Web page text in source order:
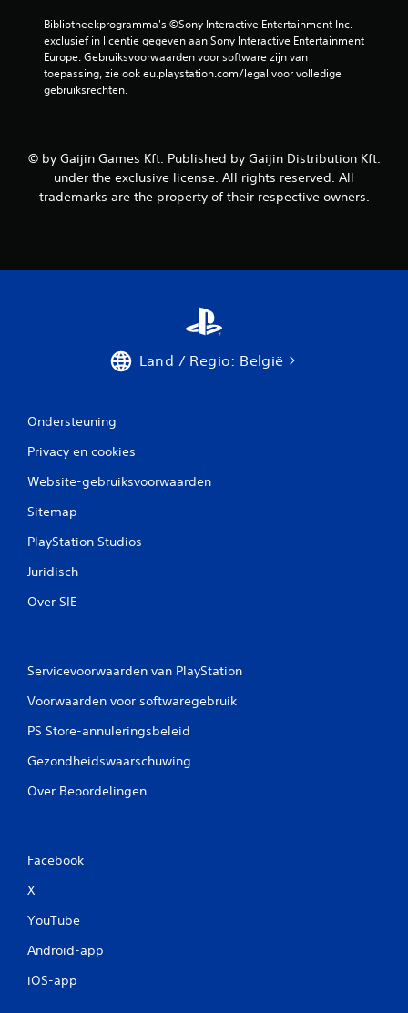
Bibliotheekprogramma's ©Sony Interactive Entertainment Inc.
exclusief in licentie gegeven aan Sony Interactive Entertainment
Europe. Gebruiksvoorwaarden voor software zijn van
toepassing, zie ook eu.playstation.com/legal voor volledige
gebruiksrechten.
© by Gaijin Games Kft. Published by Gaijin Distribution Kft.
under the exclusive license. All rights reserved. All
trademarks are the property of their respective owners.
Land / Regio: België
Ondersteuning
Privacy en cookies
Website-gebruiksvoorwaarden
Sitemap
PlayStation Studios
Juridisch
Over SIE
Servicevoorwaarden van PlayStation
Voorwaarden voor softwaregebruik
PS Store-annuleringsbeleid
Gezondheidswaarschuwing
Over Beoordelingen
Facebook
X
YouTube
Android-app
iOS-app